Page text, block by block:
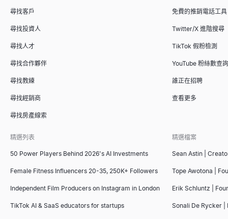
尋找客戶
尋找投資人
尋找人才
尋找合作夥伴
尋找教練
尋找經銷商
尋找房產線索
免費的推銷電話工具
Twitter/X 進階搜尋
TikTok 假粉檢測
YouTube 粉絲數查詢
誰正在招聘
查看更多
精選列表
50 Power Players Behind 2026's AI Investments
Female Fitness Influencers 20-35, 250K+ Followers
Independent Film Producers on Instagram in London
TikTok AI & SaaS educators for startups
精選檔案
Sean Astin |
Tope Awotona |
Erik Schluntz |
Sonali De Rycker |